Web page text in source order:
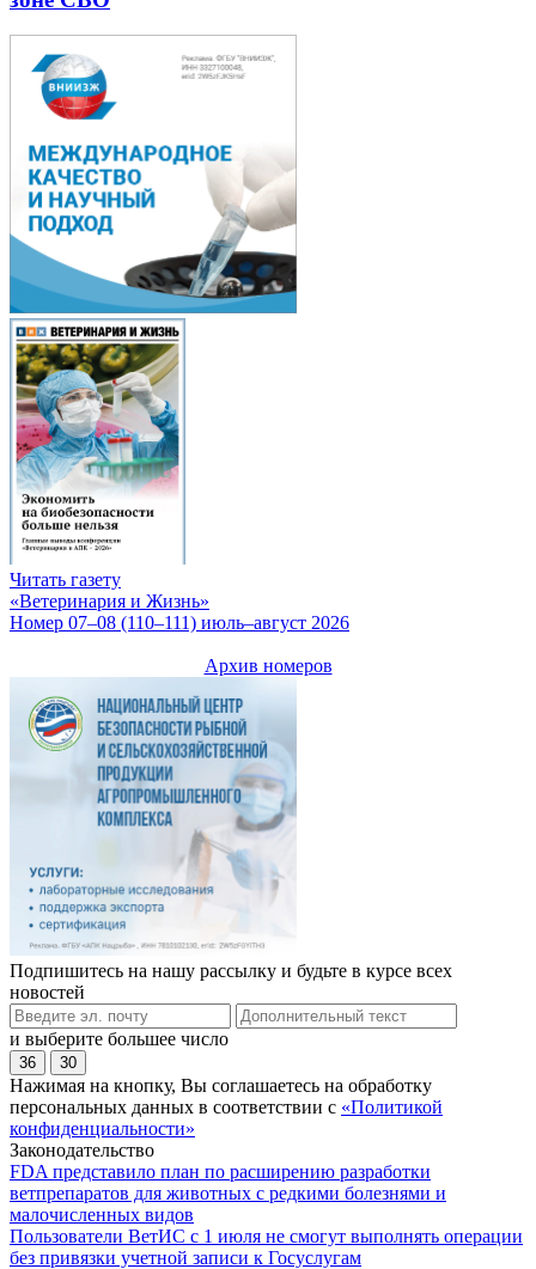
Читать газету
«Ветеринария и Жизнь»
Номер 07–08 (110–111) июль–август 2026
Архив номеров
Подпишитесь на нашу рассылку и будьте в курсе всех
новостей
и выберите большее число
36 30
Нажимая на кнопку, Вы соглашаетесь на обработку
персональных данных в соответствии с «Политикой
конфиденциальности»
Законодательство
FDA представило план по расширению разработки
ветпрепаратов для животных с редкими болезнями и
малочисленных видов
Пользователи ВетИС с 1 июля не смогут выполнять операции
без привязки учетной записи к Госуслугам